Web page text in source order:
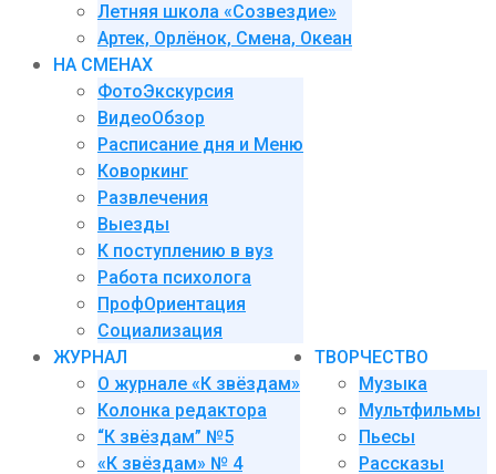
Летняя школа «Созвездие»
Артек, Орлёнок, Смена, Океан
НА СМЕНАХ
ФотоЭкскурсия
ВидеоОбзор
Расписание дня и Меню
Коворкинг
Развлечения
Выезды
К поступлению в вуз
Работа психолога
ПрофОриентация
Социализация
ЖУРНАЛ
О журнале «К звёздам»
Колонка редактора
“К звёздам” №5
«К звёздам» № 4
ТВОРЧЕСТВО
Музыка
Мультфильмы
Пьесы
Рассказы